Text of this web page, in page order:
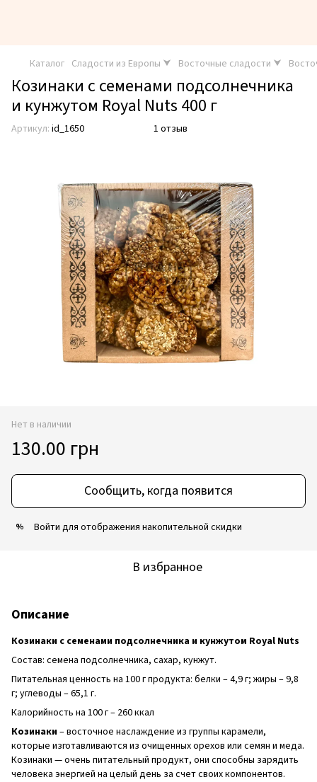
Каталог Сладости из Европы ⮟ Восточные сладости ⮟
Козинаки с семенами подсолнечника
и кунжутом Royal Nuts 400 г
Артикул: id_1650 1 отзыв
Нет в наличии
130.00 грн
Сообщить, когда появится
% Войти для отображения накопительной скидки
В избранное
Описание
Козинаки с семенами подсолнечника и кунжутом Royal Nuts
Состав: семена подсолнечника, сахар, кунжут.
Питательная ценность на 100 г продукта: белки – 4,9 г; жиры – 9,8
г; углеводы – 65,1 г.
Калорийность на 100 г – 260 ккал
Козинаки– восточное наслаждение из группы карамели,
которые изготавливаются из очищенных орехов или семян и меда.
Козинаки — очень питательный продукт, они способны зарядить
человека энергией на целый день за счет своих компонентов.